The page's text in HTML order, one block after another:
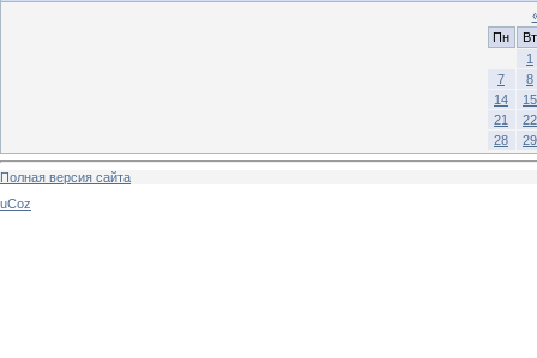
Пн
Вт
1
7
8
14
15
21
22
28
29
Полная версия сайта
uCoz